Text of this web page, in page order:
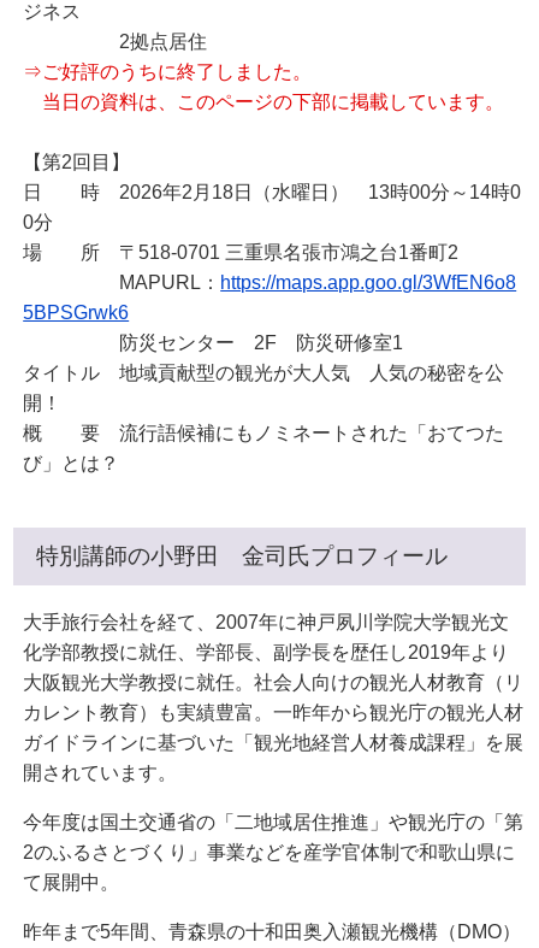
ジネス
2拠点居住
⇒ご好評のうちに終了しました。
当日の資料は、このページの下部に掲載しています。
【第2回目】
日 時 2026年2月18日（水曜日） 13時00分～14時0
0分
場 所 〒518-0701 三重県名張市鴻之台1番町2
MAPURL： https://maps.app.goo.gl/3WfEN6o8
5BPSGrwk6
防災センター 2F 防災研修室1
タイトル 地域貢献型の観光が大人気 人気の秘密を公
開！
概 要 流行語候補にもノミネートされた「おてつた
び」とは？
特別講師の小野田 金司氏プロフィール
大手旅行会社を経て、2007年に神戸夙川学院大学観光文
化学部教授に就任、学部長、副学長を歴任し2019年より
大阪観光大学教授に就任。社会人向けの観光人材教育（リ
カレント教育）も実績豊富。一昨年から観光庁の観光人材
ガイドラインに基づいた「観光地経営人材養成課程」を展
開されています。
今年度は国土交通省の「二地域居住推進」や観光庁の「第
2のふるさとづくり」事業などを産学官体制で和歌山県に
て展開中。
昨年まで5年間、青森県の十和田奥入瀬観光機構（DMO）